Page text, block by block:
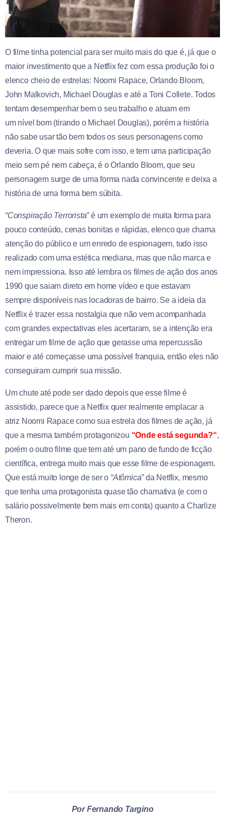
O filme tinha potencial para ser muito mais do que é, já que o
maior investimento que a Netflix fez com essa produção foi o
elenco cheio de estrelas: Noomi Rapace, Orlando Bloom,
John Malkovich, Michael Douglas e até a Toni Collete. Todos
tentam desempenhar bem o seu trabalho e atuam em
um nível bom (tirando o Michael Douglas), porém a história
não sabe usar tão bem todos os seus personagens como
deveria. O que mais sofre com isso, e tem uma participação
meio sem pé nem cabeça, é o Orlando Bloom, que seu
personagem surge de uma forma nada convincente e deixa a
história de uma forma bem súbita.
“Conspiração Terrorista”é um exemplo de muita forma para
pouco conteúdo, cenas bonitas e rápidas, elenco que chama
atenção do público e um enredo de espionagem, tudo isso
realizado com uma estética mediana, mas que não marca e
nem impressiona. Isso até lembra os filmes de ação dos anos
1990 que saiam direto em home vídeo e que estavam
sempre disponíveis nas locadoras de bairro. Se a ideia da
Netflix é trazer essa nostalgia que não vem acompanhada
com grandes expectativas eles acertaram, se a intenção era
entregar um filme de ação que gerasse uma repercussão
maior e até começasse uma possível franquia, então eles não
conseguiram cumprir sua missão.
Um chute até pode ser dado depois que esse filme é
assistido, parece que a Netflix quer realmente emplacar a
atriz Noomi Rapace como sua estrela dos filmes de ação, já
que a mesma também protagonizou “Onde está segunda?“,
porém o outro filme que tem até um pano de fundo de ficção
científica, entrega muito mais que esse filme de espionagem.
Que está muito longe de ser o “Atômica”da Netflix, mesmo
que tenha uma protagonista quase tão chamativa (e com o
salário possivelmente bem mais em conta) quanto a Charlize
Theron.
Por Fernando Targino